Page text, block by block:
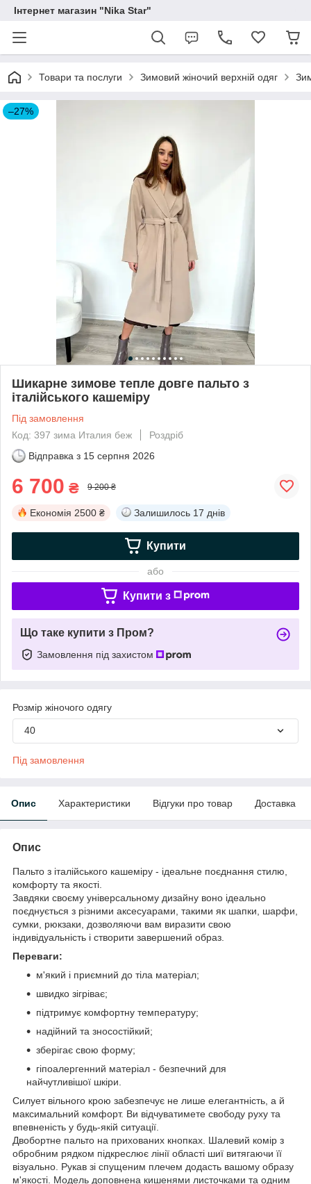
Інтернет магазин "Nika Star"
Товари та послуги Зимовий жіночий верхній одяг
–27%
Шикарне зимове тепле довге пальто з
італійського кашеміру
Під замовлення
Код: 397 зима Италия беж
Роздріб
Відправка з 15 серпня 2026
6 700 ₴ 9 200 ₴
Економія 2500 ₴ Залишилось 17 днів
Купити
або
Купити з
Що таке купити з Пром?
Замовлення під захистом
Розмір жіночого одягу
40
Під замовлення
Опис Характеристики Відгуки про товар Доставка
Опис
Пальто з італійського кашеміру - ідеальне поєднання стилю,
комфорту та якості.
Завдяки своєму універсальному дизайну воно ідеально
поєднується з різними аксесуарами, такими як шапки, шарфи,
сумки, рюкзаки, дозволяючи вам виразити свою
індивідуальність і створити завершений образ.
Переваги:
м'який і приємний до тіла матеріал;
швидко зігріває;
підтримує комфортну температуру;
надійний та зносостійкий;
зберігає свою форму;
гіпоалергенний матеріал - безпечний для
найчутливішої шкіри.
Силует вільного крою забезпечує не лише елегантність, а й
максимальний комфорт. Ви відчуватимете свободу руху та
впевненість у будь-якій ситуації.
Двобортне пальто на прихованих кнопках. Шалевий комір з
обробним рядком підкреслює лінії області шиї витягаючи її
візуально. Рукав зі спущеним плечем додасть вашому образу
м'якості. Модель доповнена кишенями листочками та одним